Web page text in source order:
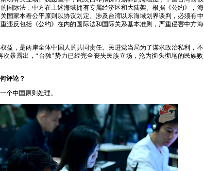
国际法，中方在上述海域拥有专属经济区和大陆架。根据《公约》，海
国家本着公平原则以协议划定。涉及台湾以东海域划界谈判，必须有中
违反包括《公约》在内的国际法和国际关系基本准则，严重侵害中方海
益，是两岸全体中国人的共同责任。民进党当局为了谋求政治私利，不
暴露出，“台独”势力已经完全丧失民族立场，沦为彻头彻尾的民族败
评论？
个中国原则处理。